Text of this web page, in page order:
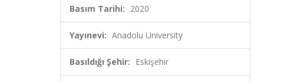
Basım Tarihi: 2020
Yayınevi: Anadolu University
Basıldığı Şehir: Eskişehir